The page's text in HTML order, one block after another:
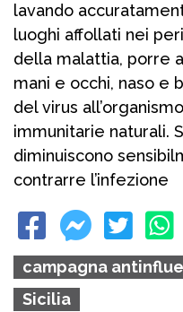
lavando
luoghi affollati nei
della malattia, porre
mani e occhi, naso e
del virus
immunitarie naturali.
diminuiscono
contrarre l’infezione
campagna
Sicilia